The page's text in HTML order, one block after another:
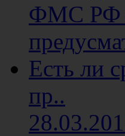
ФМС РФ
Есть ли
пр..